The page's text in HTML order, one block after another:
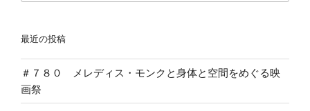
最近の投稿
＃７８０ メレディス・モンクと身体と空間をめぐる映
画祭